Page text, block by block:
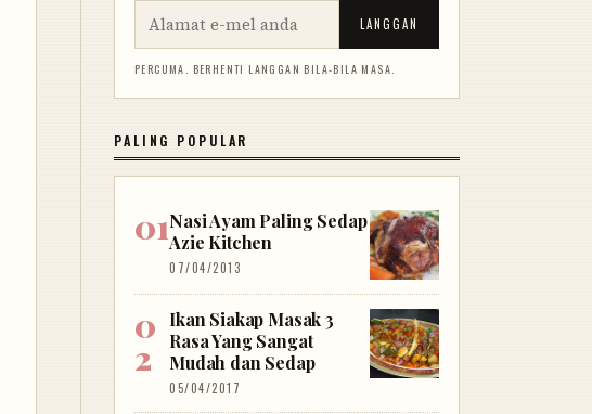
LANGGAN
PERCUMA. BERHENTI LANGGAN BILA-BILA MASA.
PALING POPULAR
Nasi Ayam Paling Sedap
Azie Kitchen
07/04/2013
Ikan Siakap Masak 3
Rasa Yang Sangat
Mudah dan Sedap
05/04/2017